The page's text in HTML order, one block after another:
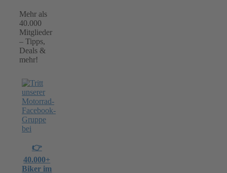
Mehr als
40.000
Mitglieder
– Tipps,
Deals &
mehr!
👉
40.000+
Biker im